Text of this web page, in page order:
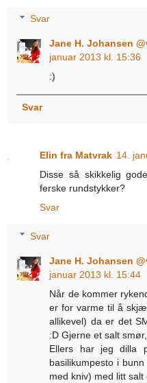
Svar
Jane H. Johansen
januar 2013 kl. 15:36
:)
Svar
Elin fra Matvrak 14.
Disse så skikkelig
ferske rundstykker?
Svar
Svar
Jane H. Johansen
januar 2013 kl. 15:44
Når de kommer
er for varme til å
allikevel) da er det
:D Gjerne et salt
Ellers har jeg dilla
basilikumpesto i
med kniv) med litt salt